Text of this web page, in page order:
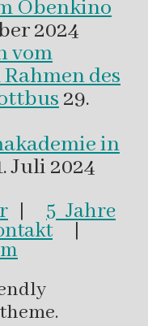
Obenkino
2024
vom
des
29.
in
Juli 2024
5 Jahre
|